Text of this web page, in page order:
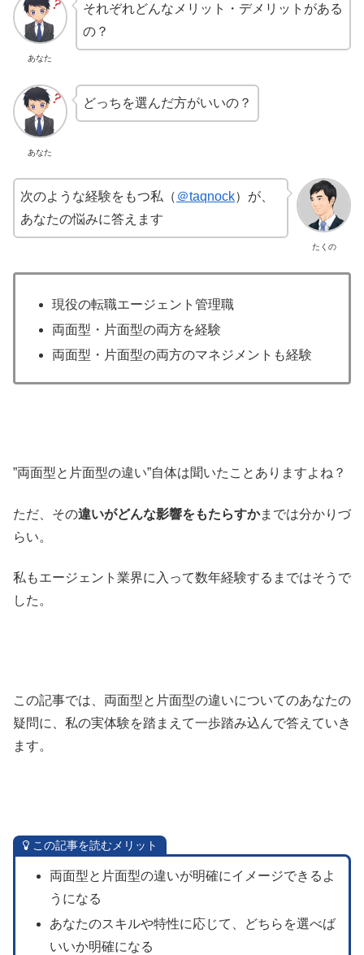
あなた
それぞれどんなメリット・デメリットがある
の？
あなた
どっちを選んだ方がいいの？
たくの
次のような経験をもつ私（ ＠taqnock）が、
あなたの悩みに答えます
現役の転職エージェント管理職
両面型・片面型の両方を経験
両面型・片面型の両方のマネジメントも経験
”両面型と片面型の違い”自体は聞いたことありますよね？
ただ、その違いがどんな影響をもたらすかまでは分かりづ
らい。
私もエージェント業界に入って数年経験するまではそうで
した。
この記事では、両面型と片面型の違いについてのあなたの
疑問に、私の実体験を踏まえて一歩踏み込んで答えていき
ます。
この記事を読むメリット
両面型と片面型の違いが明確にイメージできるよ
うになる
あなたのスキルや特性に応じて、どちらを選べば
いいか明確になる